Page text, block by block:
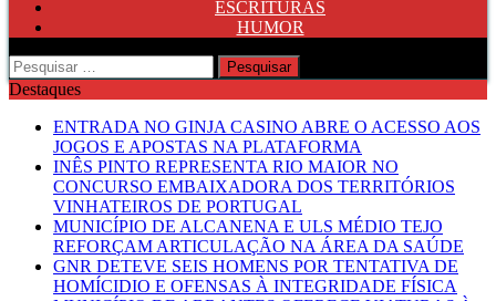
ESCRITURAS
HUMOR
Pesquisar
por:
Destaques
ENTRADA NO GINJA CASINO ABRE O ACESSO AOS
JOGOS E APOSTAS NA PLATAFORMA
INÊS PINTO REPRESENTA RIO MAIOR NO
CONCURSO EMBAIXADORA DOS TERRITÓRIOS
VINHATEIROS DE PORTUGAL
MUNICÍPIO DE ALCANENA E ULS MÉDIO TEJO
REFORÇAM ARTICULAÇÃO NA ÁREA DA SAÚDE
GNR DETEVE SEIS HOMENS POR TENTATIVA DE
HOMÍCIDIO E OFENSAS À INTEGRIDADE FÍSICA